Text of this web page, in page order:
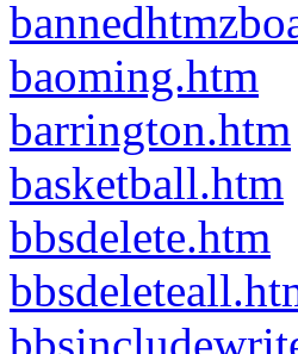
baoming.htm
barrington.htm
basketball.htm
bbsdelete.htm